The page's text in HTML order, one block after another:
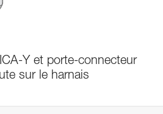
Y et porte-connecteur
sur le harnais